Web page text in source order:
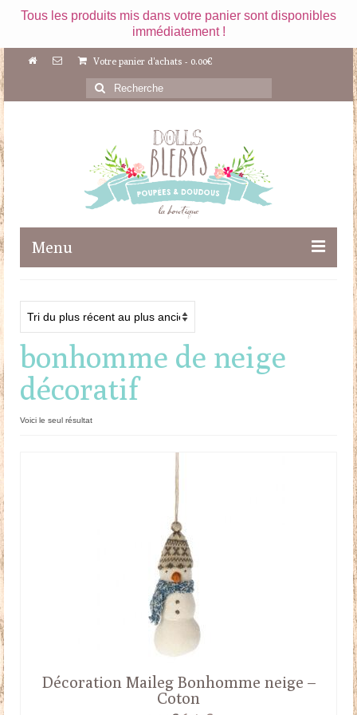
Tous les produits mis dans votre panier sont disponibles
immédiatement !
Votre panier d'achats - 0.00€
Rechercher
:
Menu
Maileg
Poupées
Doudous
Mobilier & Accessoires
bonhomme de neige
décoratif
Voici le seul résultat
Décoration Maileg Bonhomme neige –
Coton